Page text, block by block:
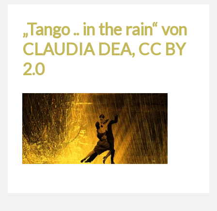
„Tango .. in the rain“ von
CLAUDIA DEA,CC BY
2.0